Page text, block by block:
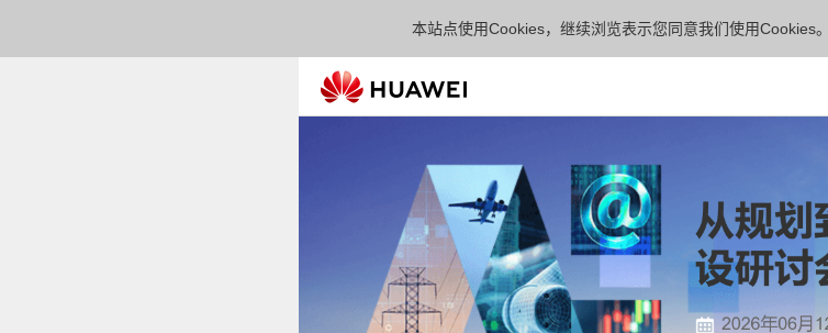
本站点使用Cookies，继续浏览表示您同意我们使用Cookies。